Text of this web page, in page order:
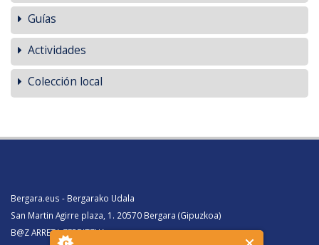
Guías
Actividades
Colección local
Bergara.eus - Bergarako Udala
San Martin Agirre plaza, 1. 20570 Bergara (Gipuzkoa)
B@Z ARRETA ZERBITZUA: